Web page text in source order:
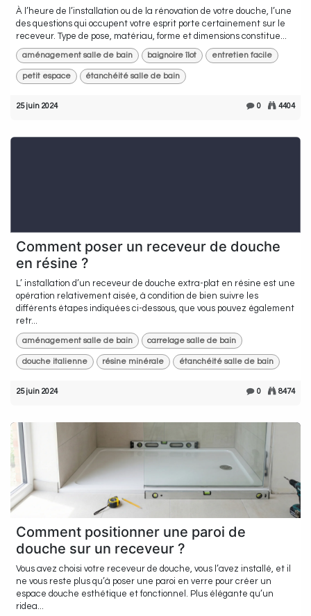
À l’heure de l’installation ou de la rénovation de votre douche, l’une
des questions qui occupent votre esprit porte certainement sur le
receveur. Type de pose, matériau, forme et dimensions constitue...
aménagement salle de bain baignoire îlot entretien facile
petit espace étanchéité salle de bain
25 juin 2024 0 4404
Comment poser un receveur de douche
en résine ?
L’ installation d’un receveur de douche extra-plat en résine est une
opération relativement aisée, à condition de bien suivre les
différents étapes indiquées ci-dessous, que vous pouvez également
retr...
aménagement salle de bain carrelage salle de bain
douche italienne résine minérale étanchéité salle de bain
25 juin 2024 0 8474
Comment positionner une paroi de
douche sur un receveur ?
Vous avez choisi votre receveur de douche, vous l’avez installé, et il
ne vous reste plus qu’à poser une paroi en verre pour créer un
espace douche esthétique et fonctionnel. Plus élégante qu’un
ridea...